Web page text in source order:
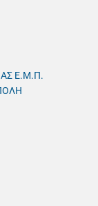
Ε.Μ.Π.